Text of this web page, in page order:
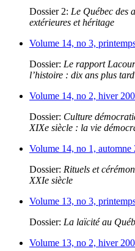
Dossier 2: Le Québec des
extérieures et héritage
Volume 14, no 3,
Dossier: Le rapport
l’histoire : dix ans plus tard
Volume 14, no 2, hiver
Dossier: Culture
XIXe siècle : la vie
Volume 14, no 1, automne
Dossier: Rituels et
XXIe siècle
Volume 13, no 3,
Dossier: La laïcité au
Volume 13, no 2, hiver